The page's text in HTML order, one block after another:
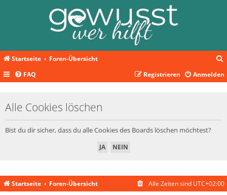
Startseite Foren-Übersicht
c
FAQ Anmelden
Registrieren
Alle Cookies löschen
Bist du dir sicher, dass du alle Cookies des Boards löschen möchtest?
Startseite Foren-Übersicht Alle Zeiten sind UTC+02:00